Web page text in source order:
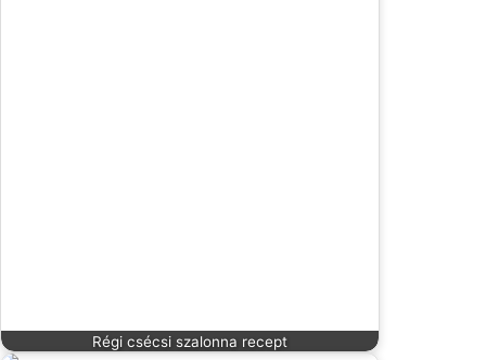
Régi csécsi szalonna recept